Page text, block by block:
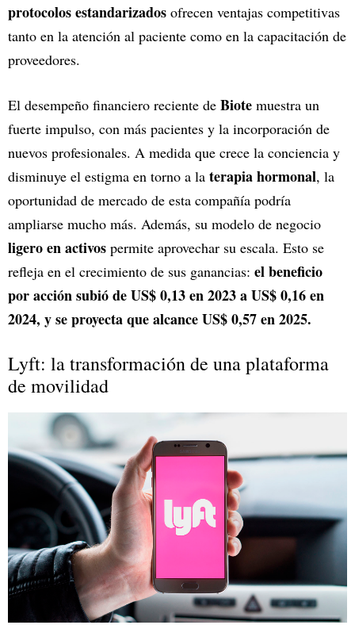
protocolos estandarizados ofrecen ventajas competitivas
tanto en la atención al paciente como en la capacitación de
proveedores.
El desempeño financiero reciente de Biote muestra un
fuerte impulso, con más pacientes y la incorporación de
nuevos profesionales. A medida que crece la conciencia y
disminuye el estigma en torno a la terapia hormonal, la
oportunidad de mercado de esta compañía podría
ampliarse mucho más. Además, su modelo de negocio
ligero en activos permite aprovechar su escala. Esto se
refleja en el crecimiento de sus ganancias: el beneficio
por acción subió de US$ 0,13 en 2023 a US$ 0,16 en
2024, y se proyecta que alcance US$ 0,57 en 2025.
Lyft: la transformación de una plataforma
de movilidad